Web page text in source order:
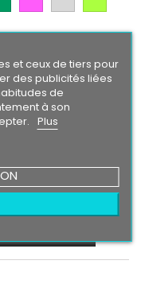
ArgentCitron
Rose Gris
Argent
et ceux de tiers pour
des publicités liées
de
à son
Plus